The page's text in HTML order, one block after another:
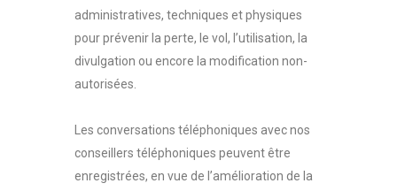
administratives, techniques et physiques
pour prévenir la perte, le vol, l’utilisation, la
divulgation ou encore la modification non-
autorisées.
Les conversations téléphoniques avec nos
conseillers téléphoniques peuvent être
enregistrées, en vue de l’amélioration de la